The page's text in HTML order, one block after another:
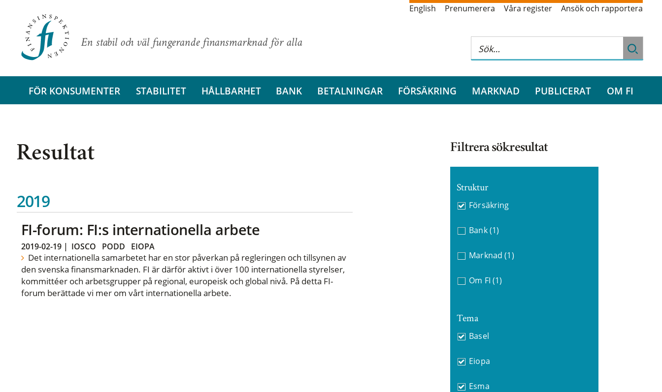
En stabil och väl fungerande finansmarknad för alla
English Prenumerera Våra register Ansök och rapportera
FÖR KONSUMENTER STABILITET HÅLLBARHET BANK BETALNINGAR FÖRSÄKRING MARKNAD PUBLICERAT OM FI
Resultat
2019
FI-forum: FI:s internationella arbete
2019-02-19| IOSCO PODD EIOPA
Det internationella samarbetet har en stor påverkan på regleringen och tillsynen av
den svenska finansmarknaden. FI är därför aktivt i över 100 internationella styrelser,
kommittéer och arbetsgrupper på regional, europeisk och global nivå. På detta FI-
forum berättade vi mer om vårt internationella arbete.
Filtrera sökresultat
Struktur
Försäkring
Bank (1)
Marknad (1)
Om FI (1)
Tema
Basel
Eiopa
Esma